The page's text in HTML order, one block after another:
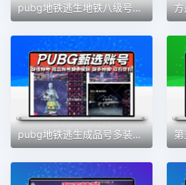
pubg地铁逃生地铁八级号便宜永久
pubg地铁逃生成品号多装备出售安卓iOS永久账号出售